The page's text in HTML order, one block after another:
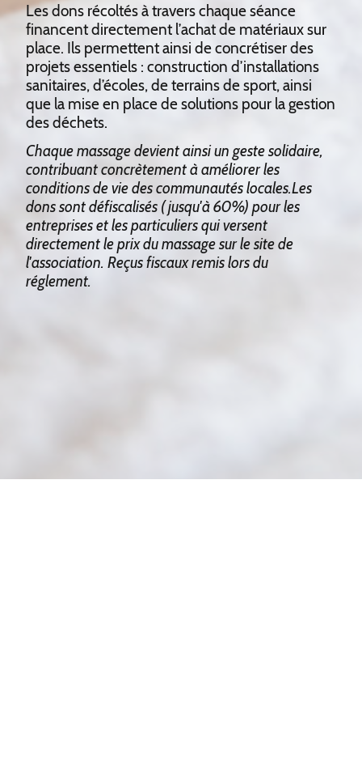
Les dons récoltés à travers chaque séance
financent directement l’achat de matériaux sur
place. Ils permettent ainsi de concrétiser des
projets essentiels : construction d’installations
sanitaires, d’écoles, de terrains de sport, ainsi
que la mise en place de solutions pour la gestion
des déchets.
Chaque massage devient ainsi un geste solidaire,
contribuant concrètement à améliorer les
conditions de vie des communautés locales.Les
dons sont défiscalisés ( jusqu'à 60%) pour les
entreprises et les particuliers qui versent
directement le prix du massage sur le site de
l'association. Reçus fiscaux remis lors du
réglement.